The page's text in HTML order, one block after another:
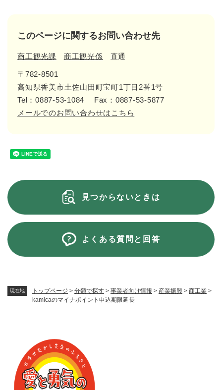
現在地 トップページ > 分類で探す > 事業者向け情報 > 産業振興 > 商工業 >
kamicaのマイナポイント申込期限延長
このページに関するお問い合わせ先
商工観光課 商工観光係 直通
〒782-8501
高知県香美市土佐山田町宝町1丁目2番1号
Tel：0887-53-1084
Fax：0887-53-5877
メールでのお問い合わせはこちら
見つからないときは
よくある質問と回答